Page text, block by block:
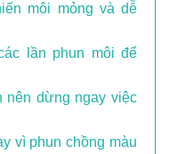
môi mỏng và dễ
lần phun môi để
nên dừng ngay việc
vì phun chồng màu